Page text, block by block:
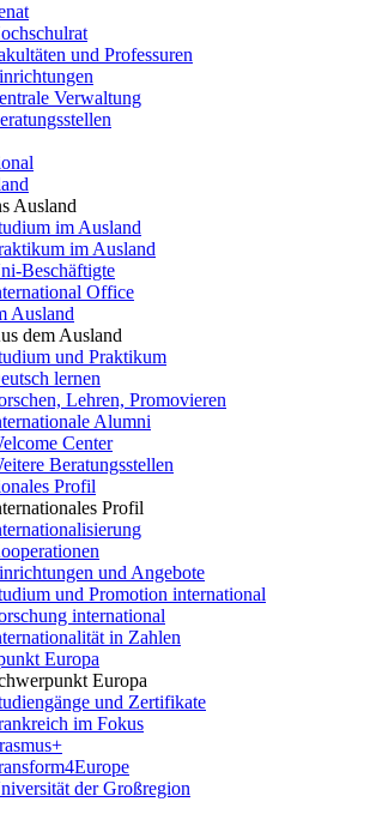
und Professuren
Verwaltung
Ausland
im Ausland
im Ausland
Beschäftigte
Office
Ausland
dem Ausland
und Praktikum
lernen
Lehren, Promovieren
Alumni
Center
Beratungsstellen
Profil
Profil
und Angebote
und Promotion international
international
in Zahlen
Europa
Europa
und Zertifikate
im Fokus
der Großregion